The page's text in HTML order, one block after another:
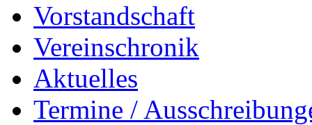
Vorstandschaft
Vereinschronik
Aktuelles
Termine /